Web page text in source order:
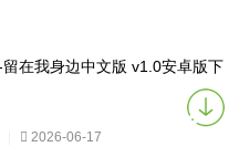
在我身边中文版 v1.0安卓版下
2026-06-17